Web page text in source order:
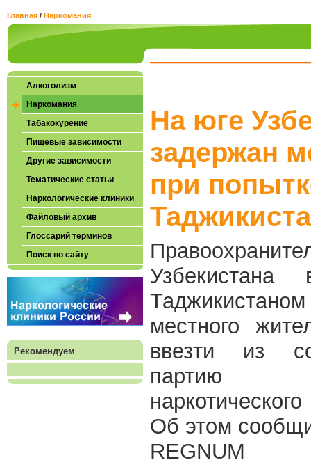
Главная / Наркомания
Алкоголизм
Наркомания
Табакокурение
Пищевые зависимости
Другие зависимости
Тематические статьи
Наркологические клиники
Файловый архив
Глоссарий терминов
Поиск по сайту
Рекомендуем
На юге
задержан
при
местного
ввезти из
партию
Об этом